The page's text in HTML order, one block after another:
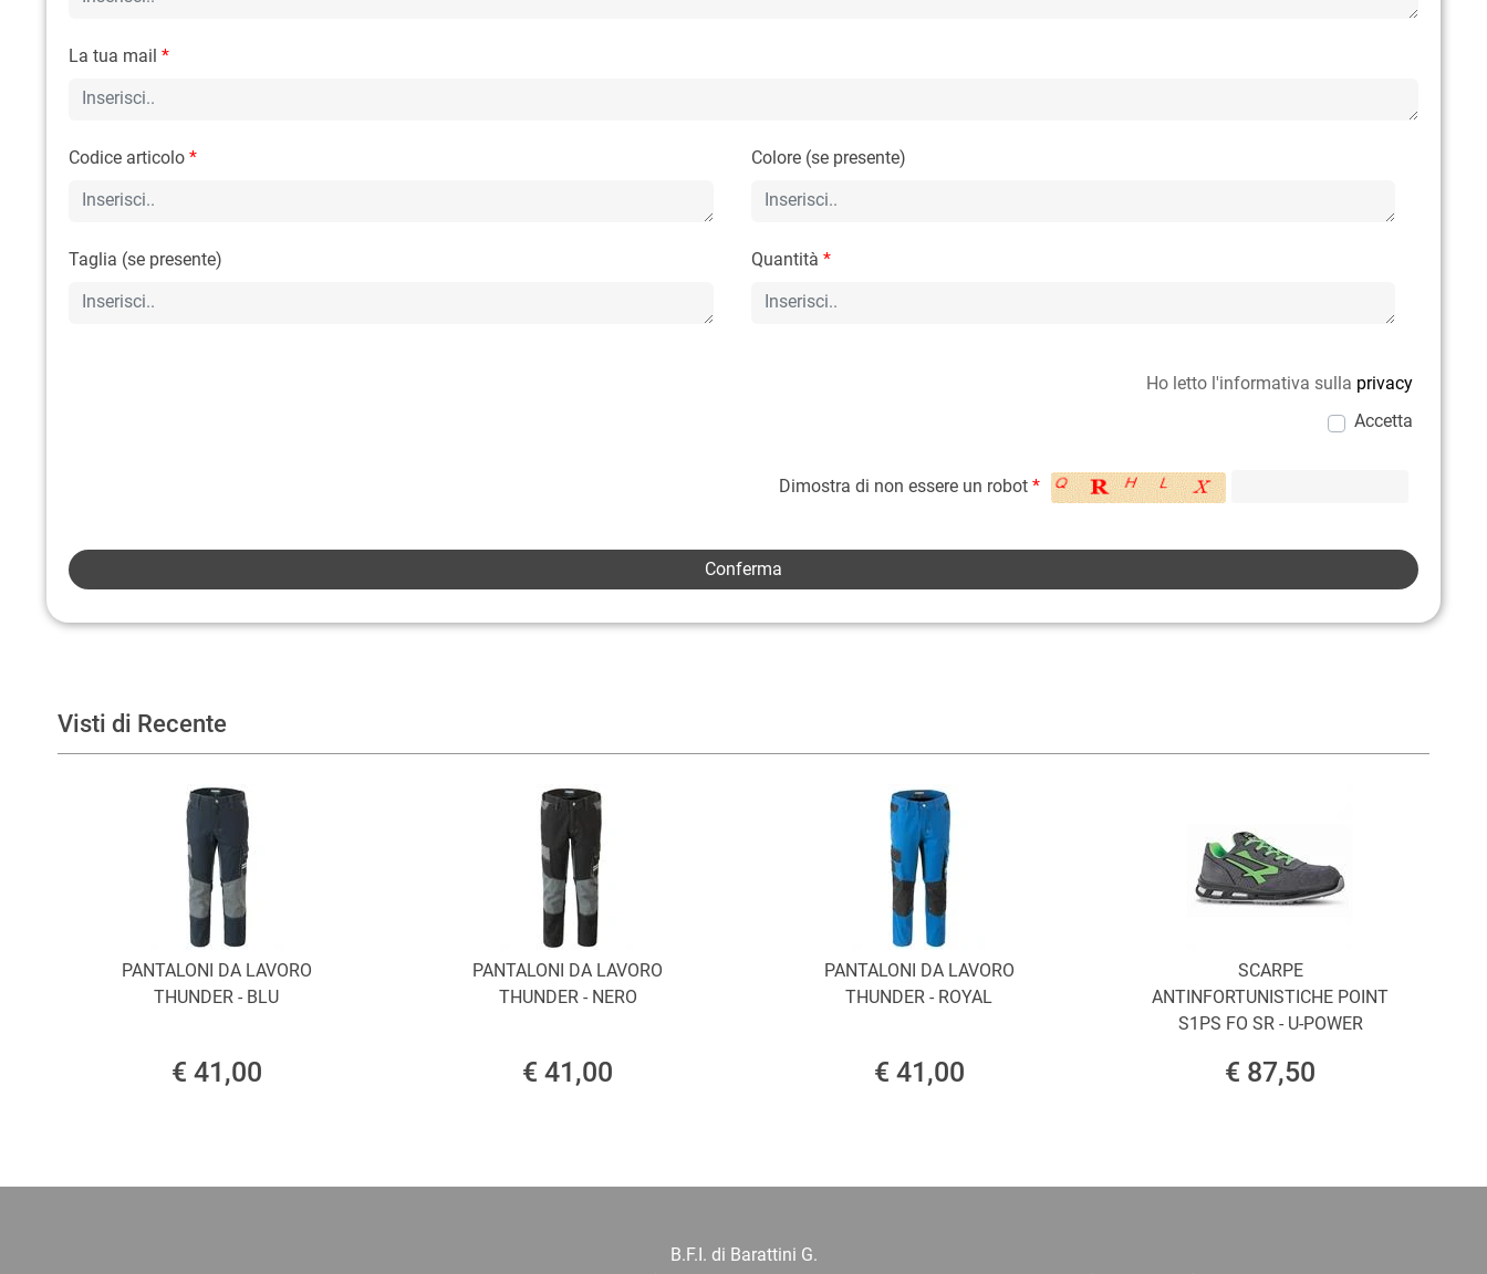
La tua mail *
Codice articolo * Colore (se presente)
Taglia (se presente) Quantità *
Ho letto l'informativa sulla privacy
Accetta
Dimostra di non essere un robot *
Visti di Recente
PANTALONI DA LAVORO
THUNDER - BLU
€ 41,00
PANTALONI DA LAVORO
THUNDER - NERO
€ 41,00
PANTALONI DA LAVORO
THUNDER - ROYAL
€ 41,00
SCARPE
ANTINFORTUNISTICHE POINT
S1PS FO SR - U-POWER
€ 87,50
B.F.I. di Barattini G.